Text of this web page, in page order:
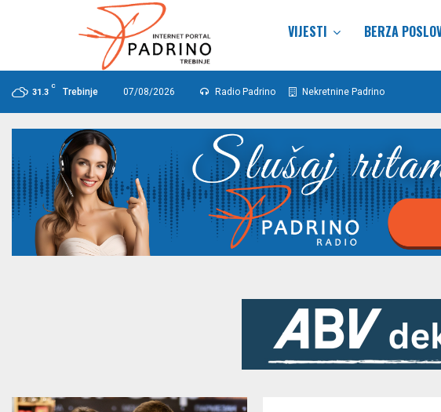
VIJESTI BERZA
31.3
C
Trebinje 07/08/2026 Radio Padrino Nekretnine Padrino